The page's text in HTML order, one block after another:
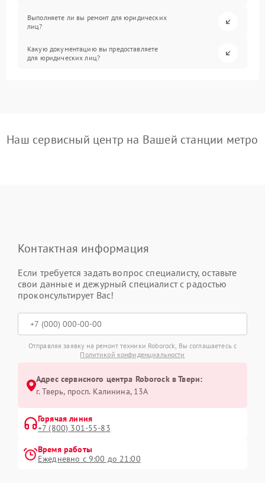
Выполняете ли вы ремонт для юридических
лиц?
Какую документацию вы предоставляете
для юридических лиц?
Наш сервисный центр на Вашей станции метро
Контактная информация
Если требуется задать вопрос специалисту, оставьте
свои данные и дежурный специалист с радостью
проконсультирует Вас!
Отправляя заявку на ремонт техники Roborock, Вы соглашаетесь с
Политикой конфиденциальности
Адрес сервисного центра Roborock в Твери:
г. Тверь, просп. Калинина, 13А
Горячая линия
+7 (800) 301-55-83
Время работы
Ежедневно с 9:00 до 21:00